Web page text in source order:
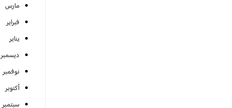
مارس
فبراير
يناير
ديسمبر
نوفمبر
أكتوبر
سبتمبر